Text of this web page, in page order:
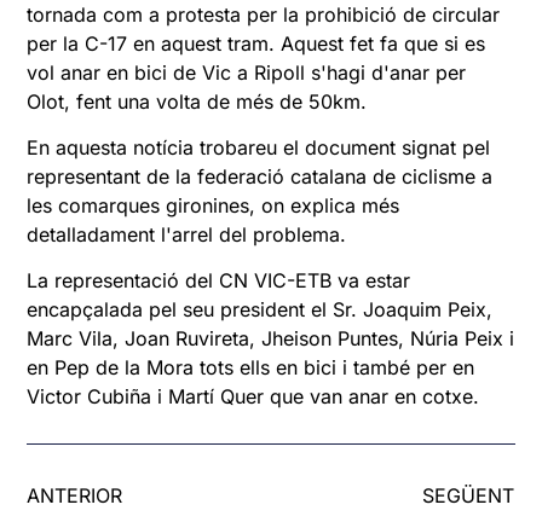
tornada com a protesta per la prohibició de circular
per la C-17 en aquest tram. Aquest fet fa que si es
vol anar en bici de Vic a Ripoll s'hagi d'anar per
Olot, fent una volta de més de 50km.
En aquesta notícia trobareu el document signat pel
representant de la federació catalana de ciclisme a
les comarques gironines, on explica més
detalladament l'arrel del problema.
La representació del CN VIC-ETB va estar
encapçalada pel seu president el Sr. Joaquim Peix,
Marc Vila, Joan Ruvireta, Jheison Puntes, Núria Peix i
en Pep de la Mora tots ells en bici i també per en
Victor Cubiña i Martí Quer que van anar en cotxe.
ANTERIOR SEGÜENT